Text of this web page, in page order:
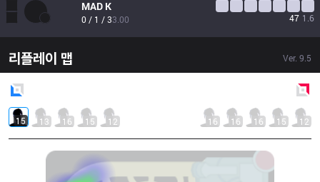
MAD K
0 / 1 / 33.00 47 1.6
리플레이 맵 Ver. 9.5
15 13 16 15 12 16 16 16 15 12